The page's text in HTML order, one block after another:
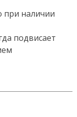
при наличии
подвисает